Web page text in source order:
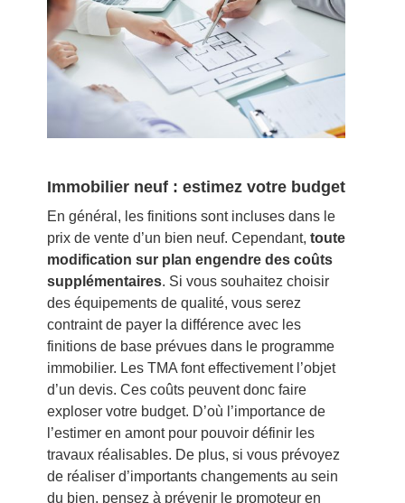
Immobilier neuf : estimez votre budget
En général, les finitions sont incluses dans le
prix de vente d’un bien neuf. Cependant, toute
modification sur plan engendre des coûts
supplémentaires. Si vous souhaitez choisir
des équipements de qualité, vous serez
contraint de payer la différence avec les
finitions de base prévues dans le programme
immobilier. Les TMA font effectivement l’objet
d’un devis. Ces coûts peuvent donc faire
exploser votre budget. D’où l’importance de
l’estimer en amont pour pouvoir définir les
travaux réalisables. De plus, si vous prévoyez
de réaliser d’importants changements au sein
du bien, pensez à prévenir le promoteur en